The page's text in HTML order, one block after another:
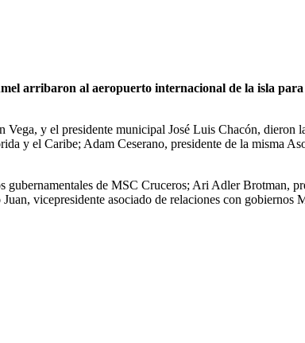
arribaron al aeropuerto internacional de la isla
y el presidente municipal José Luis Chacón, dieron
y el Caribe; Adam Ceserano, presidente de la misma
de MSC Cruceros; Ari Adler Brotman,
vicepresidente asociado de relaciones con gobiernos